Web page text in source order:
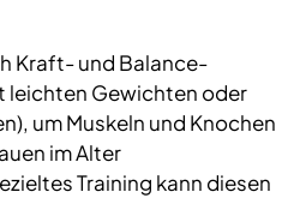
Kraft- und Balance-
leichten Gewichten oder
um Muskeln und Knochen
im Alter
Training kann diesen